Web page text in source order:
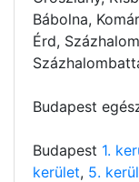
Bábolna,
Érd,
Budapest
Budapest 1.
kerület, 5.